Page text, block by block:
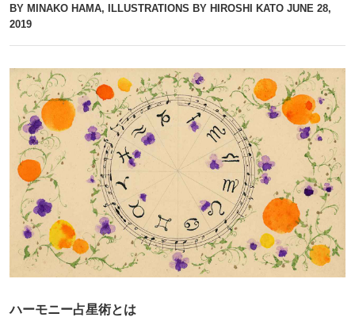
BY MINAKO HAMA, ILLUSTRATIONS BY HIROSHI KATO JUNE 28,
2019
ハーモニー占星術とは